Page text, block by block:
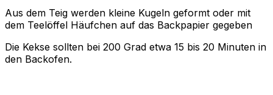
Aus dem Teig werden kleine Kugeln geformt oder mit
dem Teelöffel Häufchen auf das Backpapier gegeben
Die Kekse sollten bei 200 Grad etwa 15 bis 20 Minuten in
den Backofen.